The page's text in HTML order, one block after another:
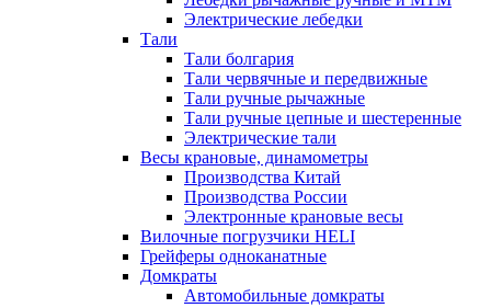
Электрические лебедки
Тали
Тали болгария
Тали червячные и передвижные
Тали ручные рычажные
Тали ручные цепные и шестеренные
Электрические тали
Весы крановые, динамометры
Производства Китай
Производства России
Электронные крановые весы
Вилочные погрузчики HELI
Грейферы одноканатные
Домкраты
Автомобильные домкраты